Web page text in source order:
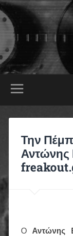
Την
Αντώνης
Ο Αντώνης